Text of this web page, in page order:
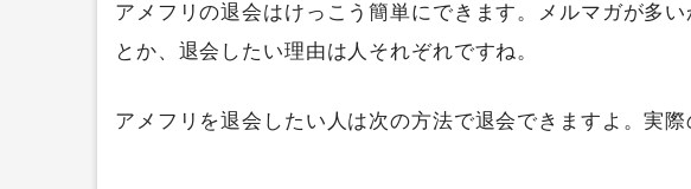
アメフリの退会はけっこう簡単にできます。メルマガが多
とか、退会したい理由は人それぞれですね。
アメフリを退会したい人は次の方法で退会できますよ。実際